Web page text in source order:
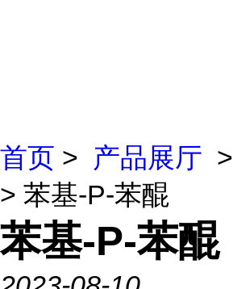
首页 > 产品展厅 >
> 苯基-P-苯醌
苯基-P-苯醌